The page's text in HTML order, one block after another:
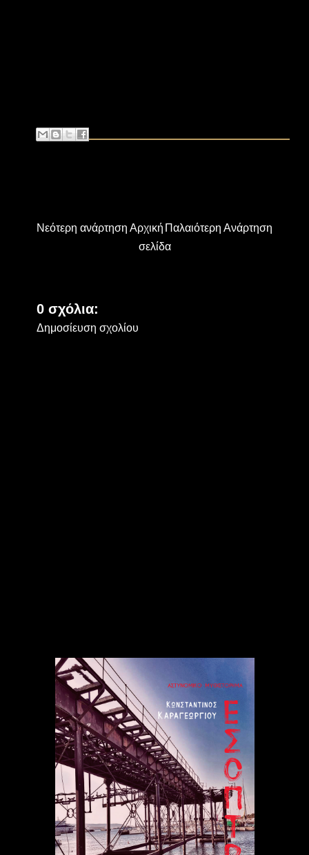
Νεότερη ανάρτηση Παλαιότερη Ανάρτηση
Αρχική
σελίδα
0 σχόλια:
Δημοσίευση σχολίου